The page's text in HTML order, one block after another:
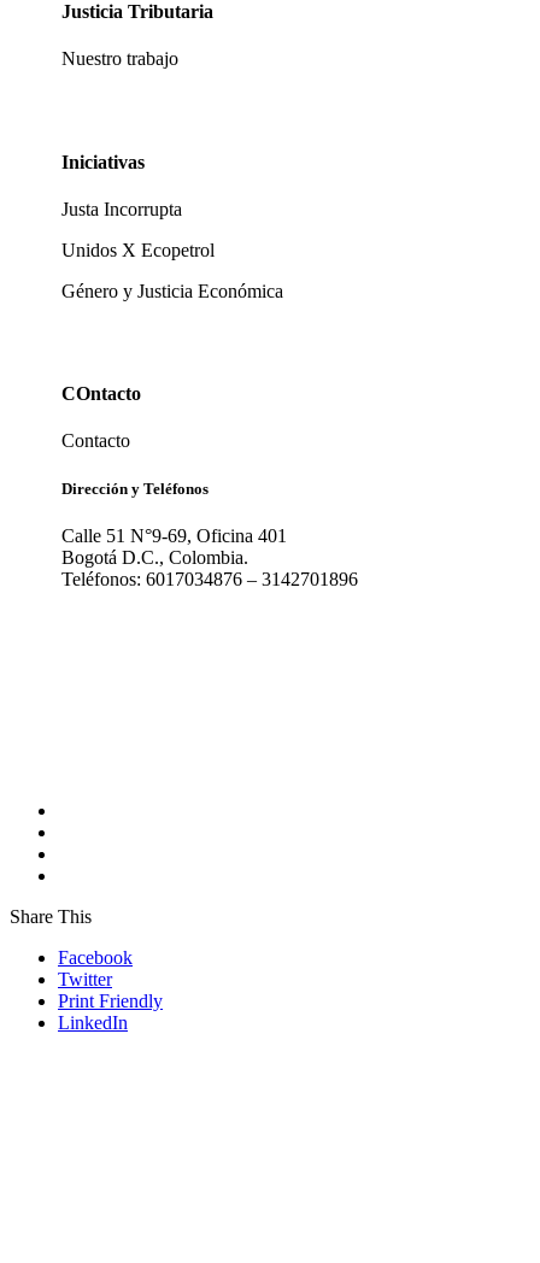
Justicia Tributaria
Nuestro trabajo
Iniciativas
Justa Incorrupta
Unidos X Ecopetrol
Género y Justicia Económica
COntacto
Contacto
Dirección y Teléfonos
Calle 51 N°9-69, Oficina 401
Bogotá D.C., Colombia.
Teléfonos: 6017034876 – 3142701896
Share This
Facebook
Twitter
Print Friendly
LinkedIn